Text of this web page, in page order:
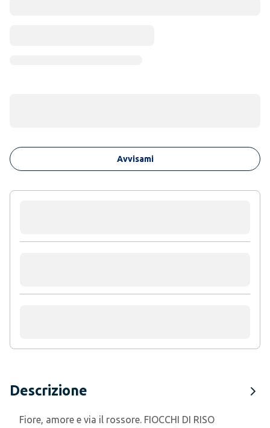
Avvisami
Descrizione
Fiore, amore e via il rossore. FIOCCHI DI RISO